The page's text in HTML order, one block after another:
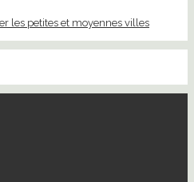
les petites et moyennes villes